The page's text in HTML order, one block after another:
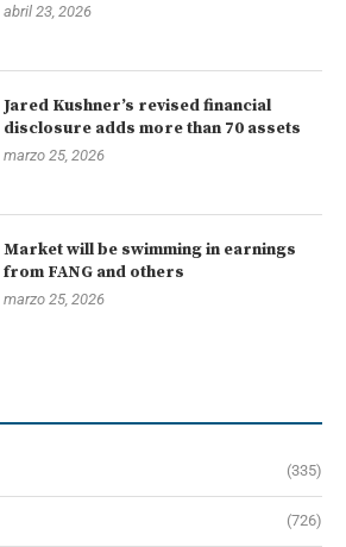
abril 23, 2026
Jared Kushner’s revised financial
disclosure adds more than 70 assets
marzo 25, 2026
Market will be swimming in earnings
from FANG and others
marzo 25, 2026
(335)
(726)